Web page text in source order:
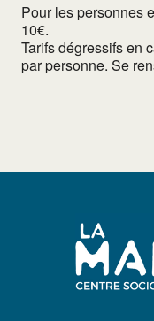
Pour les personnes
10€.
Tarifs dégressifs en
par personne. Se